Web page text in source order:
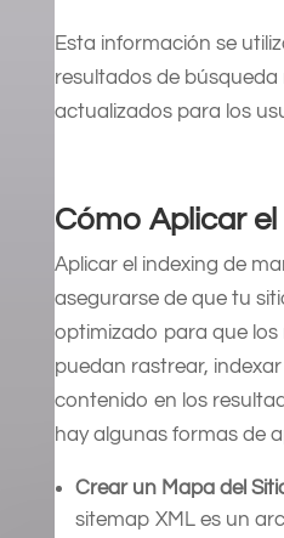
Esta información se
resultados de búsqueda
actualizados para los
Cómo Aplicar
Aplicar el indexing de
asegurarse de que tu
optimizado para que
puedan rastrear,
contenido en los
hay algunas formas de
Crear un Mapa del
sitemap XML es un